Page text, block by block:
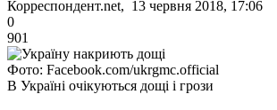
Корреспондент.net, 13 червня 2018, 17:06
0
901
Фото: Facebook.com/ukrgmc.official
В Україні очікуються дощі і грози